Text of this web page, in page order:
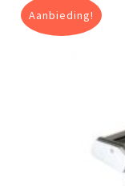
Aanbieding!